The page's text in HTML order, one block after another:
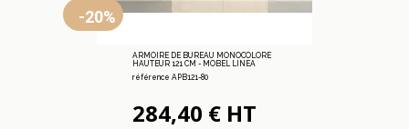
-20%
ARMOIRE DE BUREAU MONOCOLORE
HAUTEUR 121 CM - MOBEL LINEA
référence APB121-80
284,40 € HT